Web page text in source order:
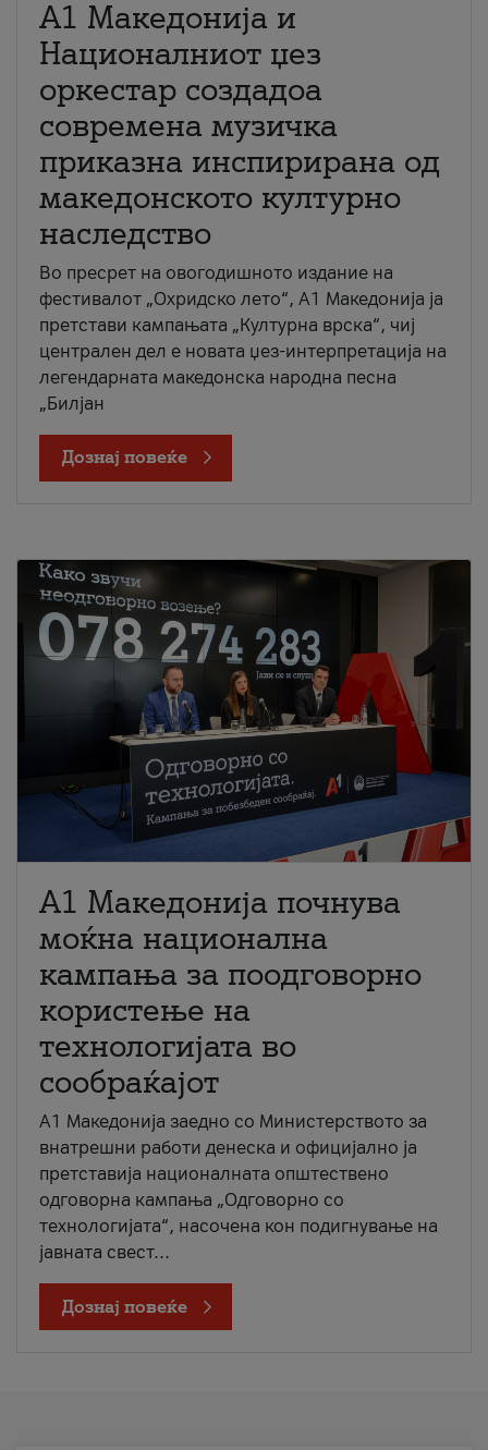
А1 Македонија и
Националниот џез
оркестар создадоа
современа музичка
приказна инспирирана од
македонското културно
наследство
Во пресрет на овогодишното издание на
фестивалот „Охридско лето“, А1 Македонија ја
претстави кампањата „Културна врска“, чиј
централен дел е новата џез-интерпретација на
легендарната македонска народна песна
„Билјан
Дознај повеќе
A1 Македонија почнува
моќна национална
кампања за поодговорно
користење на
технологијата во
сообраќајот
A1 Македонија заедно со Министерството за
внатрешни работи денеска и официјално ја
претставија националната општествено
одговорна кампања „Одговорно со
технологијата“, насочена кон подигнување на
јавната свест...
Дознај повеќе